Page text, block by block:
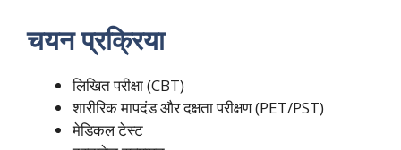
चयन प्रक्रिया
लिखित परीक्षा (CBT)
शारीरिक मापदंड और दक्षता परीक्षण (PET/PST)
मेडिकल टेस्ट